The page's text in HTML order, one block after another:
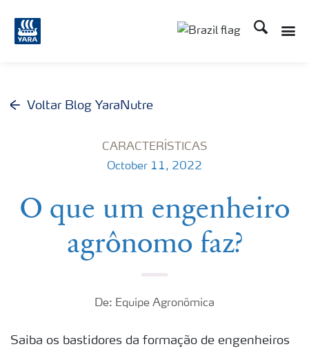
Busca
Voltar Blog YaraNutre
CARACTERÍSTICAS
October 11, 2022
O que um engenheiro
agrônomo faz?
De: Equipe Agronômica
Saiba os bastidores da formação de engenheiros